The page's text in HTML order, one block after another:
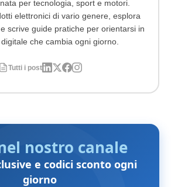
per tecnologia, sport e motori.
elettronici di vario genere, esplora
scrive guide pratiche per orientarsi in
che cambia ogni giorno.
Tutti i post
nostro canale
e codici sconto ogni
giorno